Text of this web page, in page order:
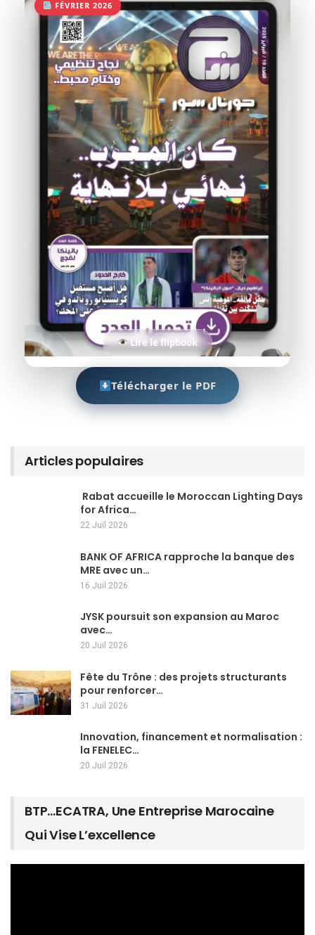
FÉVRIER 2026
Lire le flipbook
Télécharger le PDF
Articles populaires
Rabat accueille le Moroccan Lighting Days
for Africa…
22 Juil 2026
BANK OF AFRICA rapproche la banque des
MRE avec un…
16 Juil 2026
JYSK poursuit son expansion au Maroc
avec…
20 Juil 2026
Fête du Trône : des projets structurants
pour renforcer…
31 Juil 2026
Innovation, financement et normalisation :
la FENELEC…
20 Juil 2026
BTP…ECATRA, Une Entreprise Marocaine
Qui Vise L’excellence